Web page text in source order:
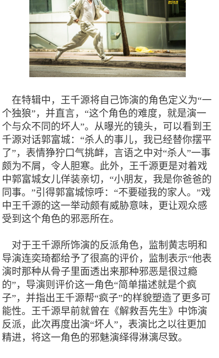
在特辑中，王千源将自己饰演的角色定义为“一
个独狼”，并直言，“这个角色的难度，就是演一
个与众不同的坏人”。从曝光的镜头，可以看到王
千源对话郭富城：“杀人的事儿，我已经替你摆平
了”，表情狰狞口气挑衅，言语之中对“杀人”一事
颇为不屑，令人胆寒。此外，王千源更是对着戏
中郭富城女儿佯装亲切，“小朋友，我是你爸爸的
同事。”引得郭富城惊呼：“不要碰我的家人。”戏
中王千源的这一举动颇有威胁意味，更让观众感
受到这个角色的邪恶所在。
对于王千源所饰演的反派角色，监制黄志明和
导演连奕琦都给予了很高的评价，监制表示“他表
演时那种从骨子里面透出来那种邪恶是很过瘾
的”，导演则评价这一角色“简单描述就是个疯
子”，并指出王千源帮“疯子”的样貌塑造了更多可
能性。王千源早前就曾在《解救吾先生》中饰演
反派，此次再度出演“坏人”，表演比之以往更加
精进，将这一角色的邪魅演绎得淋漓尽致。